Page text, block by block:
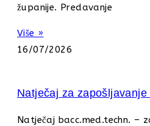
županije. Predavanje
Više »
16/07/2026
Natječaj za
Natječaj bacc.med.techn. –